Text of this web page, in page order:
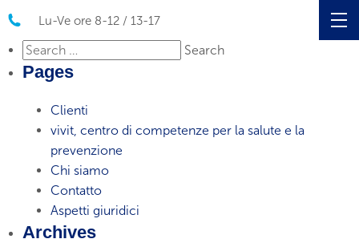
Lu-Ve ore 8-12 / 13-17
Search
for:
Pages
Clienti
vivit, centro di competenze per la salute e la
prevenzione
Chi siamo
Contatto
Aspetti giuridici
Archives